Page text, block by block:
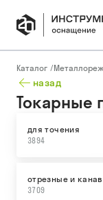
Каталог /
назад
Токарные
для точения
3894
отрезные и
3709